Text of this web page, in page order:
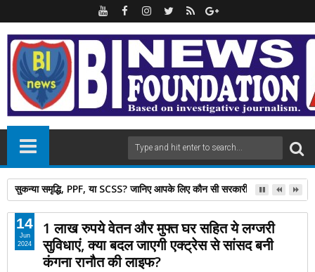
सुकन्या समृद्धि, PPF, या SCSS? जानिए आपके लिए कौन सी सरकारी स्कीम है बेस्ट
1 लाख रुपये वेतन और मुफ्त घर सहित ये लग्जरी
सुविधाएं, क्या बदल जाएगी एक्ट्रेस से सांसद बनी
कंगना रानौत की लाइफ?
14
Jun
2024